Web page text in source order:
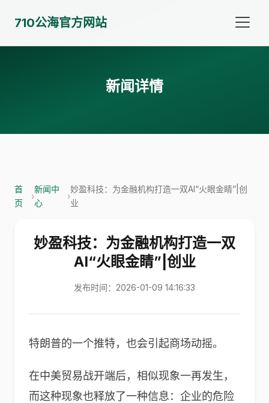
710公海官方网站
新闻详情
首
页
›
新闻中
心
›
妙盈科技：为金融机构打造一双AI“火眼金睛”|创
业
妙盈科技：为金融机构打造一双
AI“火眼金睛”|创业
发布时间：2026-01-09 14:16:33
特朗普的一个推特，也会引起商场动摇。
在中美贸易战开端后，相似现象一再发生，
而这种现象也释放了一种信息：企业的危险